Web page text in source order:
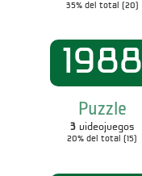
35% del total (20)
1988
Puzzle
3 videojuegos
20% del total (15)